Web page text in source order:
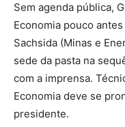
Sem agenda pública,
Economia pouco
Sachsida (Minas e
sede da pasta na
com a imprensa.
Economia deve se
presidente.